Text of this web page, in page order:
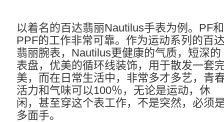
以着名的百达翡丽Nautilus手表为例。PF和
PPF的工作非常可靠。作为运动系列的百
翡丽腕表，Nautilus更健康的气质，短深的
表盘，优美的循环线装饰，用于散发一套
美，而在日常生活中，非常多才多艺，青
活力和气味可以100％，无论是运动，休
闲，甚至穿这个表工作，不是突然，必须
多面手。